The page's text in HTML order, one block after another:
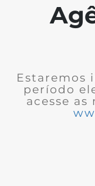
Estaremos
período
acesse